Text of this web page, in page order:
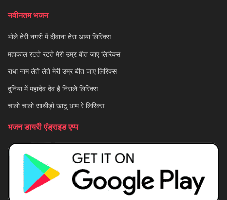
नवीनतम भजन
भोले तेरी नगरी में दीवाना तेरा आया लिरिक्स
महाकाल रटते रटते मेरी उम्र बीत जाए लिरिक्स
राधा नाम लेते लेते मेरी उम्र बीत जाए लिरिक्स
दुनिया में महादेव देव है निराले लिरिक्स
चालो चालो साथीड़ो खाटू धाम रे लिरिक्स
भजन डायरी एंड्राइड एप्प